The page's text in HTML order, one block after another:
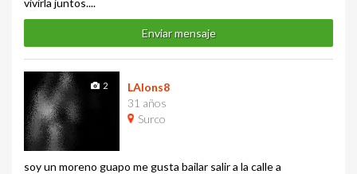
vivirla juntos....
Enviar mensaje
2
LAlons8
31 años
Surco
soy un moreno guapo me gusta bailar salir a la calle a